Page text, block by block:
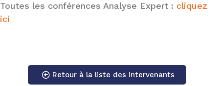
Toutes les conférences Analyse Expert : cliquez
ici
Retour à la liste des intervenants